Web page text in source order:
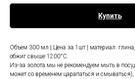
Купить
Объем 300 мл | Цена за 1шт | материал: глина,
обжиг свыше 1200°С.
Из-за золота мы не рекомендуем мыть в
может со временем царапаться и